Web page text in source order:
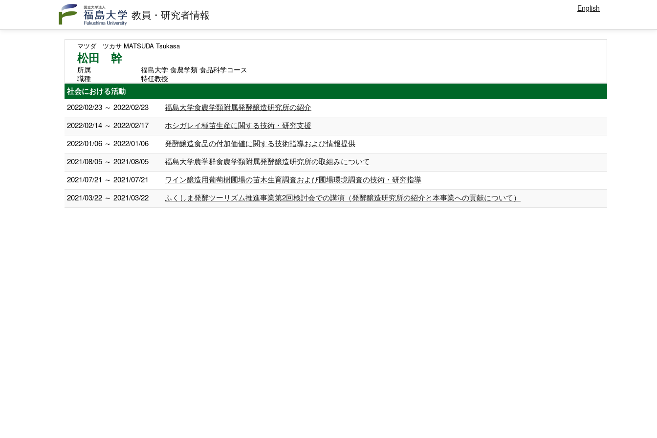
教員・研究者情報 English
マツダ ツカサ MATSUDA Tsukasa
松田 幹
所属
福島大学 食農学類 食品科学コース
職種
特任教授
社会における活動
2022/02/23 ～ 2022/02/23
福島大学食農学類附属発酵醸造研究所の紹介
2022/02/14 ～ 2022/02/17
ホシガレイ種苗生産に関する技術・研究支援
2022/01/06 ～ 2022/01/06
発酵醸造食品の付加価値に関する技術指導および情報提供
2021/08/05 ～ 2021/08/05
福島大学農学群食農学類附属発酵醸造研究所の取組みについて
2021/07/21 ～ 2021/07/21
ワイン醸造用葡萄樹圃場の苗木生育調査および圃場環境調査の技術・研究指導
2021/03/22 ～ 2021/03/22
ふくしま発酵ツーリズム推進事業第2回検討会での講演（発酵醸造研究所の紹介と本事業への貢献について）